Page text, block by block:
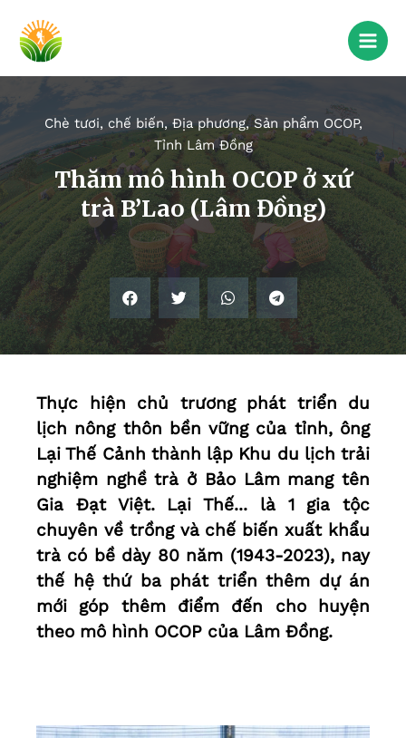
Chè tươi, chế biến,Địa phương,Sản phẩm OCOP,
Tỉnh Lâm Đồng
Thăm mô hình OCOP ở xứ
trà B’Lao (Lâm Đồng)
Thực hiện chủ trương phát triển du
lịch nông thôn bền vững của tỉnh, ông
Lại Thế Cảnh thành lập Khu du lịch trải
nghiệm nghề trà ở Bảo Lâm mang tên
Gia Đạt Việt. Lại Thế... là 1 gia tộc
chuyên về trồng và chế biến xuất khẩu
trà có bề dày 80 năm (1943-2023), nay
thế hệ thứ ba phát triển thêm dự án
mới góp thêm điểm đến cho huyện
theo mô hình OCOP của Lâm Đồng.